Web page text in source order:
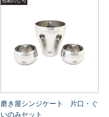
磨き屋シンジケート 片口・ぐ
いのみセット